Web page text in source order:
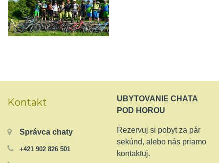
Chata Mojtin - MTB
Kontakt
Správca chaty
+421 902 826 501
UBYTOVANIE CHATA
POD HOROU
Rezervuj si pobyt za pár
sekúnd, alebo nás priamo
kontaktuj.